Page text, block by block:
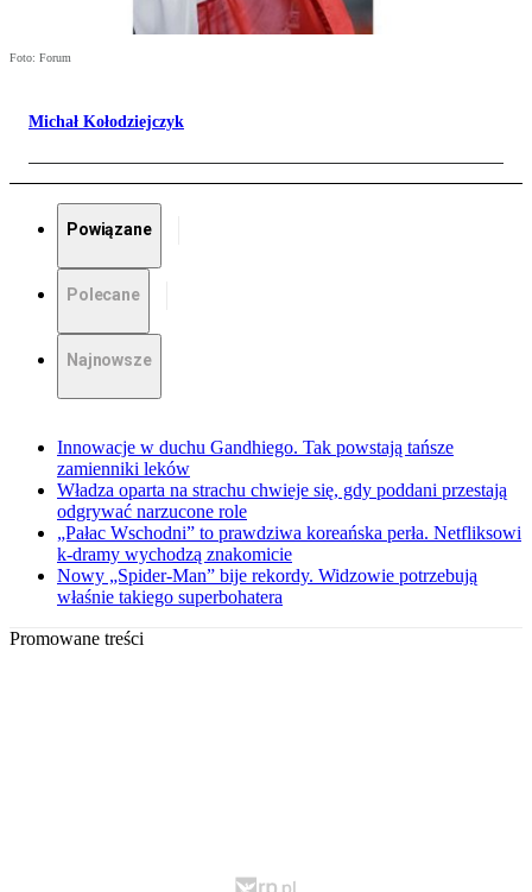
Foto: Forum
Michał Kołodziejczyk
Powiązane
Polecane
Najnowsze
Innowacje w duchu Gandhiego. Tak powstają tańsze
zamienniki leków
Władza oparta na strachu chwieje się, gdy poddani przestają
odgrywać narzucone role
„Pałac Wschodni” to prawdziwa koreańska perła. Netfliksowi
k-dramy wychodzą znakomicie
Nowy „Spider-Man” bije rekordy. Widzowie potrzebują
właśnie takiego superbohatera
Promowane treści